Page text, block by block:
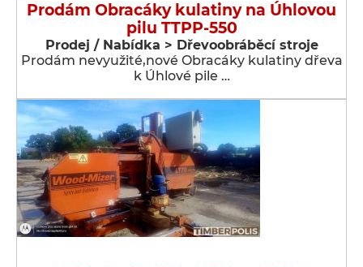
Prodám Obracáky kulatiny na Úhlovou
pilu TTPP-550
Prodej / Nabídka > Dřevoobráběcí stroje
Prodám nevyužité,nové Obracáky kulatiny dřeva
k Úhlové pile …